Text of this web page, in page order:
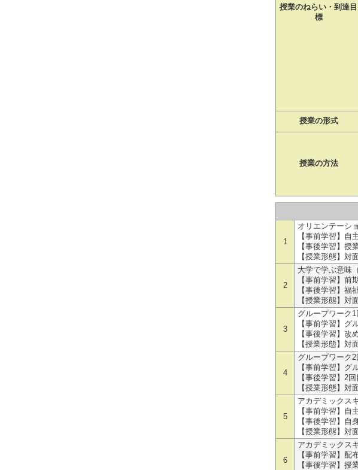
授業のねらい・到達目
標
授業の形式
授業の方法
1
オリエンテーシ
【事前学習】自
【事後学習】授
【授業形態】対
2
大学で学ぶ意味
【事前学習】前
【事後学習】福
【授業形態】対
3
グループワーク1
【事前学習】グ
【事後学習】改
【授業形態】対
4
グループワーク2
【事前学習】グ
【事後学習】2
【授業形態】対
5
アカデミックス
【事前学習】自
【事後学習】自
【授業形態】対
6
アカデミックス
【事前学習】配
【事後学習】授